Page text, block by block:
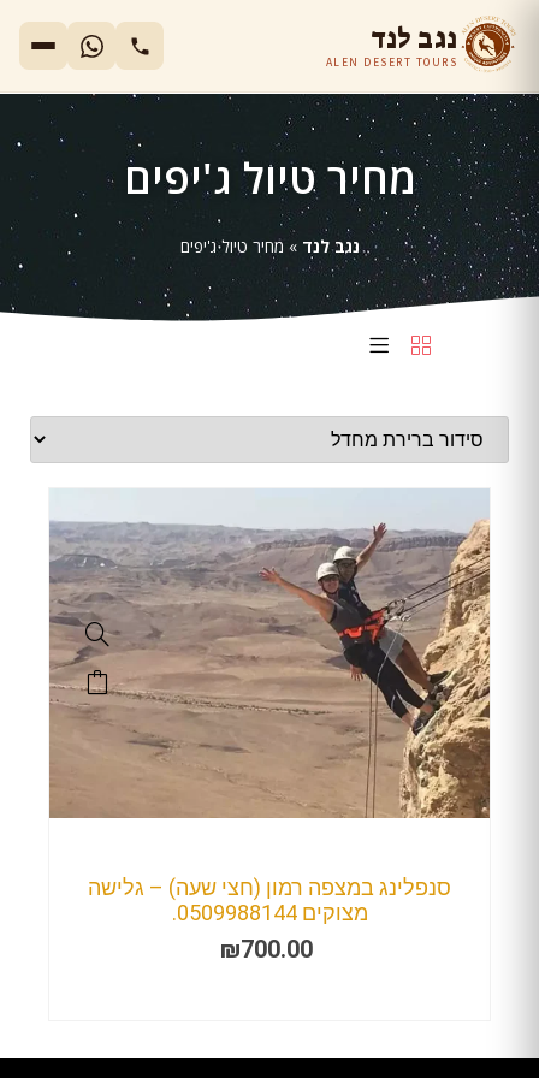
נגב לנד
ALEN DESERT TOURS
מחיר טיול ג'יפים
נגב לנד » מחיר טיול ג'יפים
סנפלינג במצפה רמון (חצי שעה) – גלישה
מצוקים 0509988144.
₪700.00